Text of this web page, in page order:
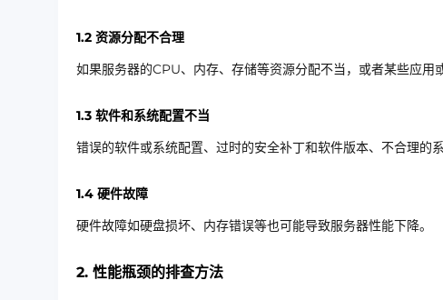
1.2 资源分配不合理
如果服务器的CPU、内存、存储等资源分配不当，或者某些应用
1.3 软件和系统配置不当
错误的软件或系统配置、过时的安全补丁和软件版本、不合理的
1.4 硬件故障
硬件故障如硬盘损坏、内存错误等也可能导致服务器性能下降。
2. 性能瓶颈的排查方法